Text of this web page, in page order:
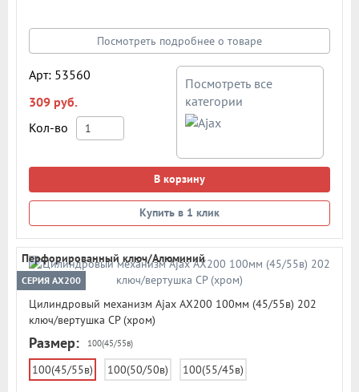
Посмотреть подробнее о товаре
Арт: 53560
309 руб.
Кол-во
Посмотреть все
категории
В корзину
Купить в 1 клик
Перфорированный ключ/Алюминий
СЕРИЯ AX200
Цилиндровый механизм Ajax AX200 100мм (45/55в) 202
ключ/вертушка CP (хром)
Размер: 100(45/55в)
100(45/55в) 100(50/50в)
100(55/45в)